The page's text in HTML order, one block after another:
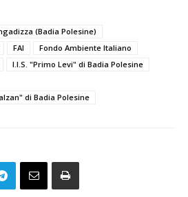
(Badia Polesine)
FAI
Fondo Ambiente Italiano
I.I.S. "Primo Levi" di Badia Polesine
di Badia Polesine